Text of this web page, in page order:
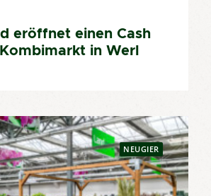
eröffnet einen Cash
in Werl
NEUGIER